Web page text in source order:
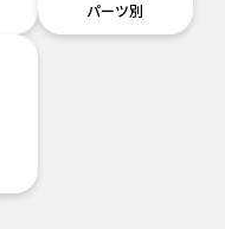
パーツ別